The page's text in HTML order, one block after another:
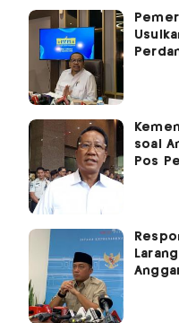
soal
Pos